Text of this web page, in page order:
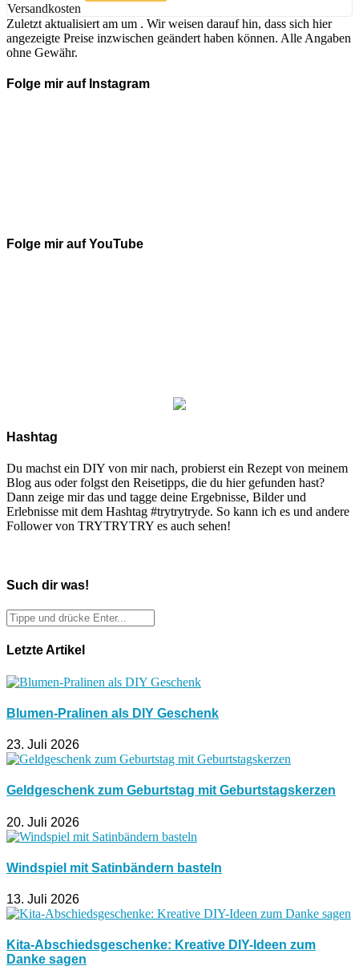
Versandkosten
Zuletzt aktualisiert am um . Wir weisen darauf hin, dass sich hier
angezeigte Preise inzwischen geändert haben können. Alle Angaben
ohne Gewähr.
Folge mir auf Instagram
Folge mir auf YouTube
Hashtag
Du machst ein DIY von mir nach, probierst ein Rezept von meinem
Blog aus oder folgst den Reisetipps, die du hier gefunden hast?
Dann zeige mir das und tagge deine Ergebnisse, Bilder und
Erlebnisse mit dem Hashtag #trytrytryde. So kann ich es und andere
Follower von TRYTRYTRY es auch sehen!
Such dir was!
Letzte Artikel
Blumen-Pralinen als DIY Geschenk
23. Juli 2026
Geldgeschenk zum Geburtstag mit Geburtstagskerzen
20. Juli 2026
Windspiel mit Satinbändern basteln
13. Juli 2026
Kita-Abschiedsgeschenke: Kreative DIY-Ideen zum
Danke sagen